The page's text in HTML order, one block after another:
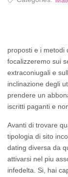
proposti e i metodi
focalizzeremo sui
extraconiugali e
inclinazione degli
prendere un
iscritti paganti e
Avanti di trovare
tipologia di sito
dating diversa da
attivarsi nel piu
infedelta. Si, hai